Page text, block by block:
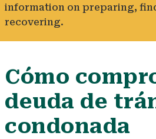
information on preparing,
recovering.
Cómo
deuda de
condonada